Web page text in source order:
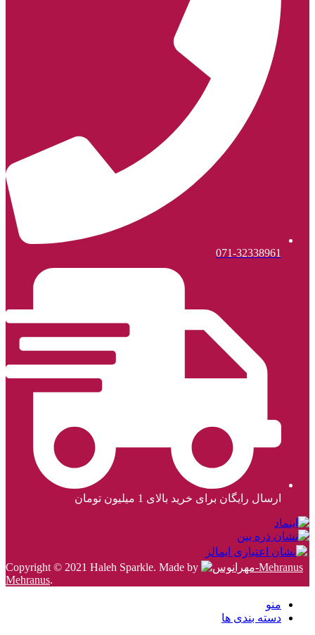
071-32338961
ارسال رایگان برای خرید بالای 1 میلیون تومان
Copyright © 2021 Haleh Sparkle. Made by
Mehranus.
منو
دسته بندی ها